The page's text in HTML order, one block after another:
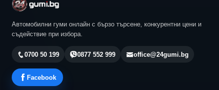
Автомобилни гуми онлайн с бързо търсене, конкурентни цени и
съдействие при избора.
0700 50 199 0877 552 999 office@24gumi.bg
Facebook